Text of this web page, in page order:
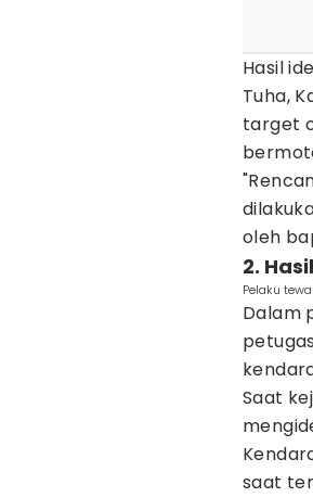
Hasil
Tuha,
target
oleh
2.
Pelaku
Dalam
Saat
saat